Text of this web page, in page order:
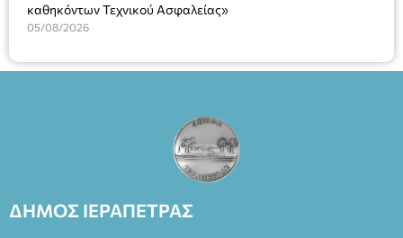
καθηκόντων Τεχνικού Ασφαλείας»
05/08/2026
ΔΗΜΟΣ ΙΕΡΑΠΕΤΡΑΣ